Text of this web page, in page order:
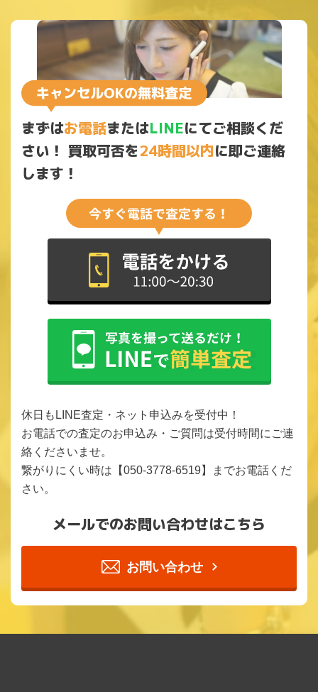
まずはお電話またはLINEにてご相談くだ
さい！ 買取可否を24時間以内に即ご連絡
します！
休日もLINE査定・ネット申込みを受付中！
お電話での査定のお申込み・ご質問は受付時間にご連
絡くださいませ。
繋がりにくい時は【050-3778-6519】までお電話くだ
さい。
メールでのお問い合わせはこちら
お問い合わせ